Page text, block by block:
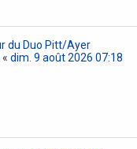
du Duo Pitt/Ayer
« dim. 9 août 2026 07:18